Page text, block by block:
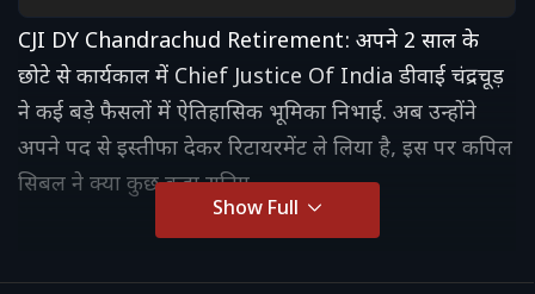
CJI DY Chandrachud Retirement: अपने 2 साल के
छोटे से कार्यकाल में Chief Justice Of India डीवाई चंद्रचूड़
ने कई बड़े फैसलों में ऐतिहासिक भूमिका निभाई. अब उन्होंने
अपने पद से इस्तीफा देकर रिटायरमेंट ले लिया है, इस पर कपिल
सिबल ने क्या कुछ कहा सुनिए
Show Full